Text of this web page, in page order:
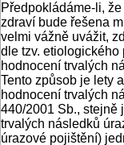
Předpokládáme-li,
zdraví bude řešena
velmi vážně uvážit,
dle tzv.
hodnocení trvalých
Tento způsob je lety
hodnocení trvalých
440/2001 Sb., stejně
trvalých následků
úrazové pojištění)